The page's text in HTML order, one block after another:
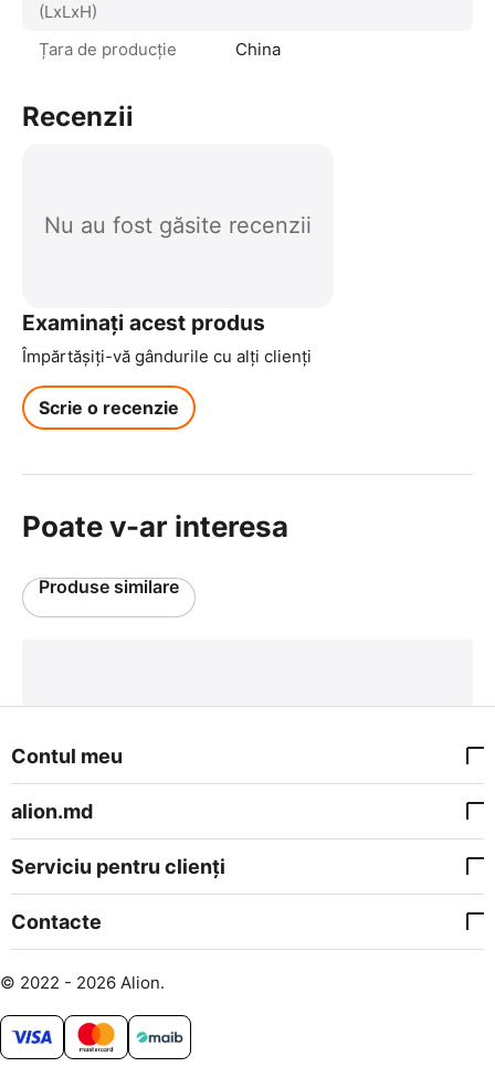
(LxLxH)
Țara de producție China
Recenzii
Nu au fost găsite recenzii
Examinați acest produs
Împărtășiți-vă gândurile cu alți clienți
Scrie o recenzie
Poate v-ar interesa
Produse similare
Contul meu
alion.md
Serviciu pentru clienți
Contacte
© 2022 - 2026 Alion.